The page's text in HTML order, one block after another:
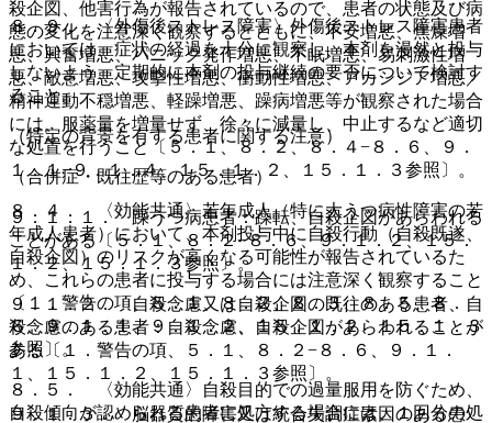
８．９． 〈外傷後ストレス障害〉外傷後ストレス障害患者
においては、症状の経過を十分に観察し、本剤を漫然と投与
しないよう、定期的に本剤の投与継続の要否について検討す
ること。
（特定の背景を有する患者に関する注意）
（合併症・既往歴等のある患者）
９．１．１． 躁うつ病患者：躁転、自殺企図があらわれる
ことがある〔５．１、８．２−８．６、９．１．２、１５．
１．２、１５．１．３参照〕。
９．１．２． 自殺念慮又は自殺企図の既往のある患者、自
殺念慮のある患者：自殺念慮、自殺企図があらわれることが
ある〔１．警告の項、５．１、８．２−８．６、９．１．
１、１５．１．２、１５．１．３参照〕。
９．１．３． 脳器質的障害又は統合失調症素因のある患
殺企図、他害行為が報告されているので、患者の状態及び病
態の変化を注意深く観察するとともに、不安増悪、焦燥増
悪、興奮増悪、パニック発作増悪、不眠増悪、易刺激性増
悪、敵意増悪、攻撃性増悪、衝動性増悪、アカシジア増悪／
精神運動不穏増悪、軽躁増悪、躁病増悪等が観察された場合
には、服薬量を増量せず、徐々に減量し、中止するなど適切
な処置を行うこと〔５．１、８．２、８．４−８．６、９．
１．１−９．１．４、１５．１．２、１５．１．３参照〕。
８．４． 〈効能共通〉若年成人（特に大うつ病性障害の若
年成人患者）において、本剤投与中に自殺行動（自殺既遂、
自殺企図）のリスクが高くなる可能性が報告されているた
め、これらの患者に投与する場合には注意深く観察すること
〔１．警告の項、５．１、８．２、８．３、８．５、８．
６、９．１．１、９．１．２、１５．１．２、１５．１．３
参照〕。
８．５． 〈効能共通〉自殺目的での過量服用を防ぐため、
自殺傾向が認められる患者に処方する場合には、１回分の処